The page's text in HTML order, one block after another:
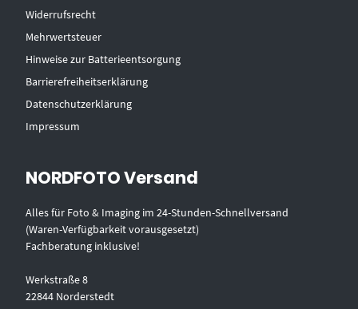
Widerrufsrecht
Mehrwertsteuer
Hinweise zur Batterieentsorgung
Barrierefreiheitserklärung
Datenschutzerklärung
Impressum
NORDFOTO Versand
Alles für Foto & Imaging im 24-Stunden-Schnellversand
(Waren-Verfügbarkeit vorausgesetzt)
Fachberatung inklusive!
Werkstraße 8
22844 Norderstedt